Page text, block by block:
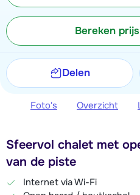
Bereken
Delen
Foto's Overzicht
Sfeervol chalet met
van de piste
Internet via Wi-Fi